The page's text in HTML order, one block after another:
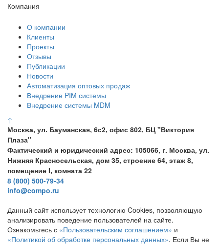
Компания
О компании
Клиенты
Проекты
Отзывы
Публикации
Новости
Автоматизация оптовых продаж
Внедрение PIM системы
Внедрение системы MDM
↑
Москва, ул. Бауманская, 6с2, офис 802, БЦ "Виктория
Плаза"
Фактический и юридический адрес: 105066, г. Москва, ул.
Нижняя Красносельская, дом 35, строение 64, этаж 8,
помещение I, комната 22
8 (800) 500-79-34
info@compo.ru
Данный сайт использует технологию Cookies, позволяющую
анализировать поведение пользователей на сайте.
Ознакомьтесь с «Пользовательским соглашением» и
«Политикой об обработке персональных данных». Если Вы не